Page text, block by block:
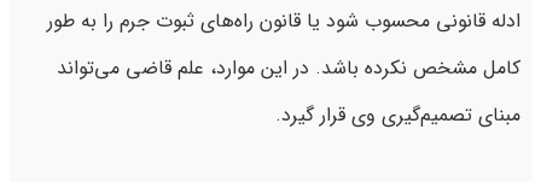
ادله قانونی محسوب شود یا قانون راه‌های ثبوت جرم را به طور
کامل مشخص نکرده باشد. در این موارد، علم قاضی می‌تواند
مبنای تصمیم‌گیری وی قرار گیرد.